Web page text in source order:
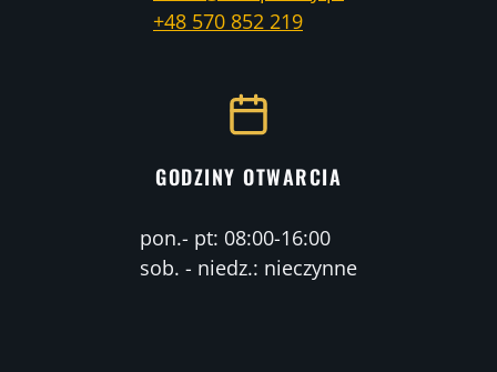
+48 570 852 219
GODZINY OTWARCIA
pon.- pt: 08:00-16:00
sob. - niedz.: nieczynne